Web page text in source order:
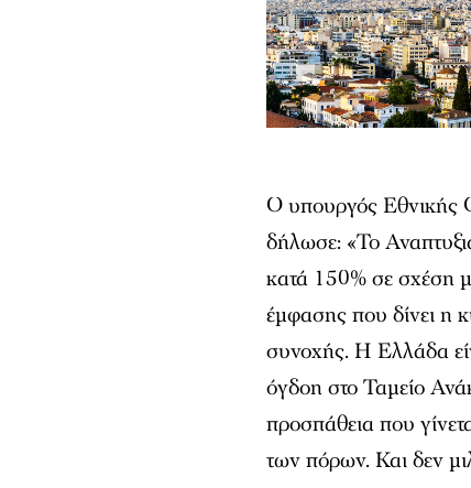
Ο υπουργός Εθνικής
δήλωσε: «Το
κατά 150% σε σχέση
έμφασης που δίνει η
συνοχής. Η Ελλάδα
όγδοη στο Ταμείο
προσπάθεια που
των πόρων. Και δεν